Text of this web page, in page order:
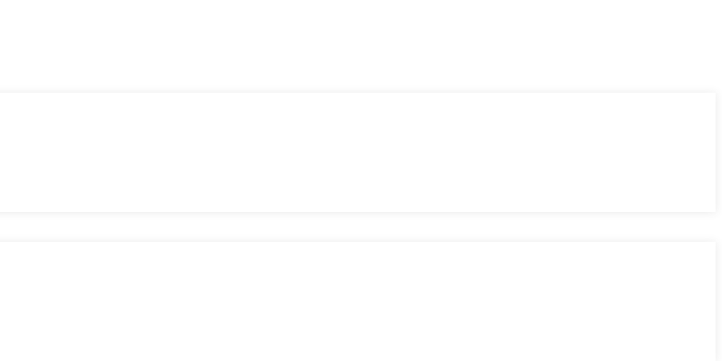
senza complicazioni.
del mercato.
piattaforme e dApp.